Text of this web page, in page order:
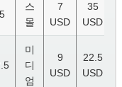
5
스
몰
7
USD
35
USD
미
디
엄
9
USD
22.5
USD